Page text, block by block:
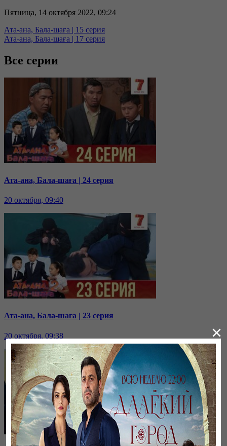
Пятница, 14 октября 2022, 09:24
Ата-ана, Бала-шаға | 15 серия
Ата-ана, Бала-шаға | 17 серия
Все серии
Ата-ана, Бала-шаға | 24 серия
20 октября, 09:40
Ата-ана, Бала-шаға | 23 серия
20 октября, 09:38 ×